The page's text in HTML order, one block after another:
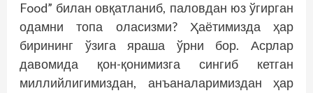
Food” билан овқатланиб, паловдан юз ўгирган
одамни топа оласизми? Ҳаётимизда ҳар
бирининг ўзига яраша ўрни бор. Асрлар
давомида қон-қонимизга сингиб кетган
миллийлигимиздан, анъаналаримиздан ҳар